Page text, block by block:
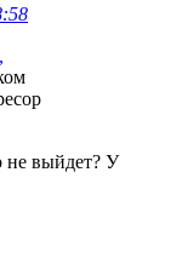
не выйдет? У